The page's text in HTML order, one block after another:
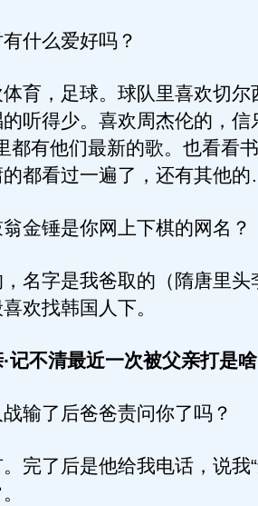
么爱好吗？
，足球。球队里喜欢切尔
听得少。喜欢周杰伦的，信
都有他们最新的歌。也看看
的都看过一遍了，还有其他
锤是你网上下棋的网名？
字是我爸取的（隋唐里头
欢找韩国人下。
记不清最近一次被父亲打是
了后爸爸责问你了吗？
了后是他给我电话，说我“